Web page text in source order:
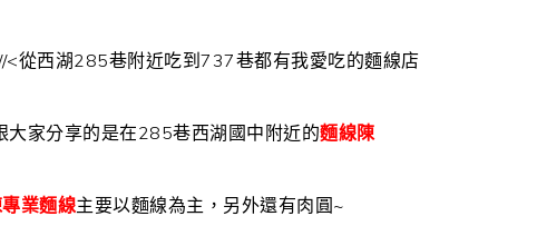
<從西湖285巷附近吃到737巷都有我愛吃的麵線店
大家分享的是在285巷西湖國中附近的麵線陳
業麵線主要以麵線為主，另外還有肉圓~